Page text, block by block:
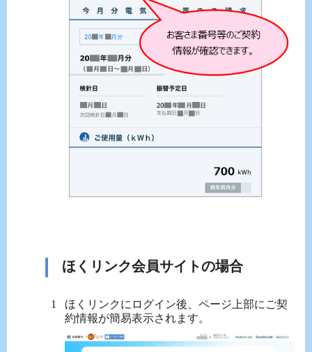
ほくリンク会員サイトの場合
ほくリンクにログイン後、ページ上部にご契
約情報が簡易表示されます。